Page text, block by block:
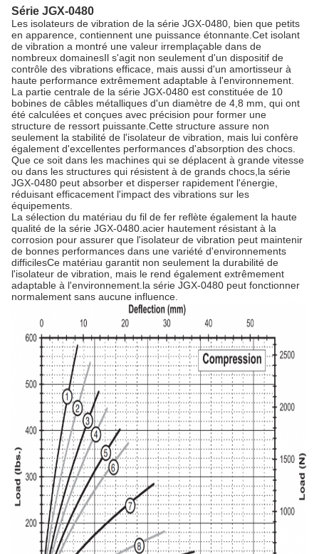
Série JGX-0480
Les isolateurs de vibration de la série JGX-0480, bien que petits
en apparence, contiennent une puissance étonnante.Cet isolant
de vibration a montré une valeur irremplaçable dans de
nombreux domainesIl s'agit non seulement d'un dispositif de
contrôle des vibrations efficace, mais aussi d'un amortisseur à
haute performance extrêmement adaptable à l'environnement.
La partie centrale de la série JGX-0480 est constituée de 10
bobines de câbles métalliques d'un diamètre de 4,8 mm, qui ont
été calculées et conçues avec précision pour former une
structure de ressort puissante.Cette structure assure non
seulement la stabilité de l'isolateur de vibration, mais lui confère
également d'excellentes performances d'absorption des chocs.
Que ce soit dans les machines qui se déplacent à grande vitesse
ou dans les structures qui résistent à de grands chocs,la série
JGX-0480 peut absorber et disperser rapidement l'énergie,
réduisant efficacement l'impact des vibrations sur les
équipements.
La sélection du matériau du fil de fer reflète également la haute
qualité de la série JGX-0480.acier hautement résistant à la
corrosion pour assurer que l'isolateur de vibration peut maintenir
de bonnes performances dans une variété d'environnements
difficilesCe matériau garantit non seulement la durabilité de
l'isolateur de vibration, mais le rend également extrêmement
adaptable à l'environnement.la série JGX-0480 peut fonctionner
normalement sans aucune influence.